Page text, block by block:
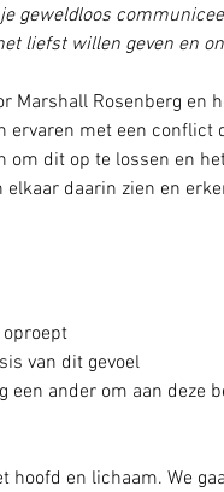
je geweldloos
liefst willen geven en
Marshall Rosenberg en
ervaren met een
om dit op te lossen en
daarin zien en
oproept
van dit gevoel
ander om aan deze
hoofd en lichaam. We